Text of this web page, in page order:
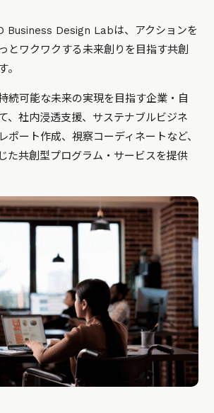
Business Design Labは、アクションを
とワクワクする未来創りを目指す共創
。
続可能な未来の実現を目指す企業・自
、社内浸透支援、サステナブルビジネ
ポート作成、視察コーディネートなど、
た共創型プログラム・サービスを提供